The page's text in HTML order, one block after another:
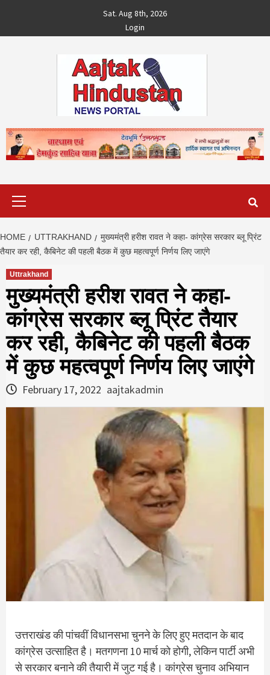
content
Sat. Aug 8th, 2026
Login
HOME UTTRAKHAND
मुख्यमंत्री हरीश रावत ने कहा- कांग्रेस सरकार ब्लू प्रिंट
तैयार कर रही, कैबिनेट की पहली बैठक में कुछ महत्वपूर्ण निर्णय लिए जाएंगे
Uttrakhand
मुख्यमंत्री हरीश रावत ने कहा-
कांग्रेस सरकार ब्लू प्रिंट तैयार
कर रही, कैबिनेट की पहली बैठक
में कुछ महत्वपूर्ण निर्णय लिए जाएंगे
February 17, 2022 aajtakadmin
उत्तराखंड की पांचवीं विधानसभा चुनने के लिए हुए मतदान के बाद
कांग्रेस उत्साहित है। मतगणना 10 मार्च को होगी, लेकिन पार्टी अभी
से सरकार बनाने की तैयारी में जुट गई है। कांग्रेस चुनाव अभियान